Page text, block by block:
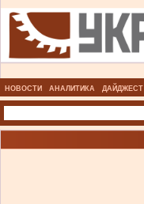
НОВОСТИ АНАЛИТИКА ДАЙДЖЕСТ